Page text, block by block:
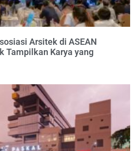
Arsitek di ASEAN
Tampilkan Karya yang